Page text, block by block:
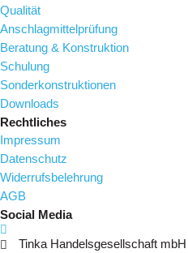
Qualität
Anschlagmittelprüfung
Beratung & Konstruktion
Schulung
Sonderkonstruktionen
Downloads
Rechtliches
Impressum
Datenschutz
Widerrufsbelehrung
AGB
Social Media
Tinka Handelsgesellschaft mbH